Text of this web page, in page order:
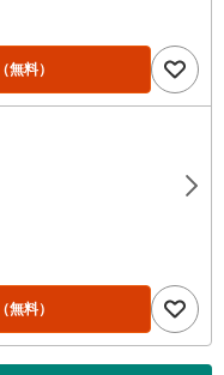
（無料）
（無料）